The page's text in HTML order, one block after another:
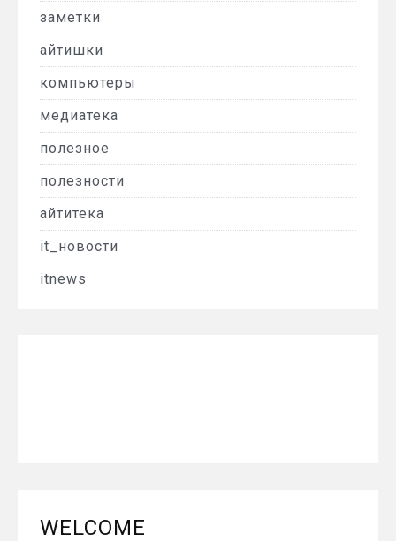
заметки
айтишки
компьютеры
медиатека
полезное
полезности
айтитека
it_новости
itnews
WELCOME